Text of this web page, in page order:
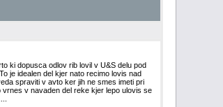
ki dopusca odlov rib lovil v U&S delu pod
je idealen del kjer nato recimo lovis nad
spraviti v avto ker jih ne smes imeti pri
v navaden del reke kjer lepo ulovis se